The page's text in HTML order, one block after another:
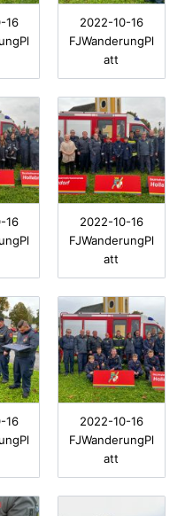
16
2022-10-16
FJWanderungPl
att
16
2022-10-16
FJWanderungPl
att
16
2022-10-16
FJWanderungPl
att